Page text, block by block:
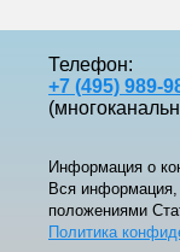
Телефон:
+7 (495) 989-
Информация о
Вся информация,
положениями
Политика